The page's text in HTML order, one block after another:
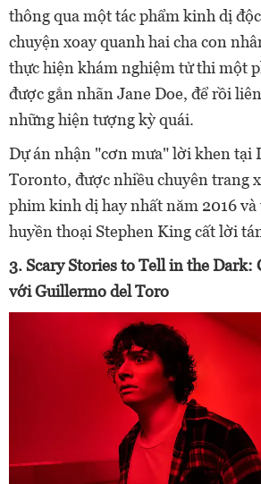
thông qua một tác phẩm kinh dị
chuyện xoay quanh hai cha con
thực hiện khám nghiệm tử thi một
được gắn nhãn Jane Doe, để rồi
những hiện tượng kỳ quái.
Dự án nhận "cơn mưa" lời khen tại
Toronto, được nhiều chuyên trang
phim kinh dị hay nhất năm 2016
huyền thoại Stephen King cất lời
3. Scary Stories to Tell in the Dark:
với Guillermo del Toro